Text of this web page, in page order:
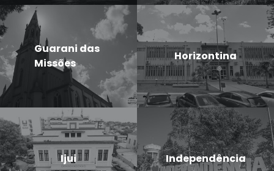
Guarani das
Missões
Horizontina
Ijui Independência